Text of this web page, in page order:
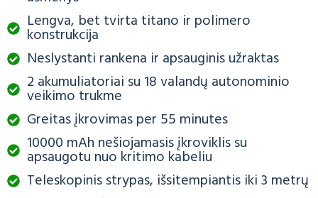
Lengva, bet tvirta titano ir polimero
konstrukcija
Neslystanti rankena ir apsauginis užraktas
2 akumuliatoriai su 18 valandų autonominio
veikimo trukme
Greitas įkrovimas per 55 minutes
10000 mAh nešiojamasis įkroviklis su
apsaugotu nuo kritimo kabeliu
Teleskopinis strypas, išsitempiantis iki 3 metrų